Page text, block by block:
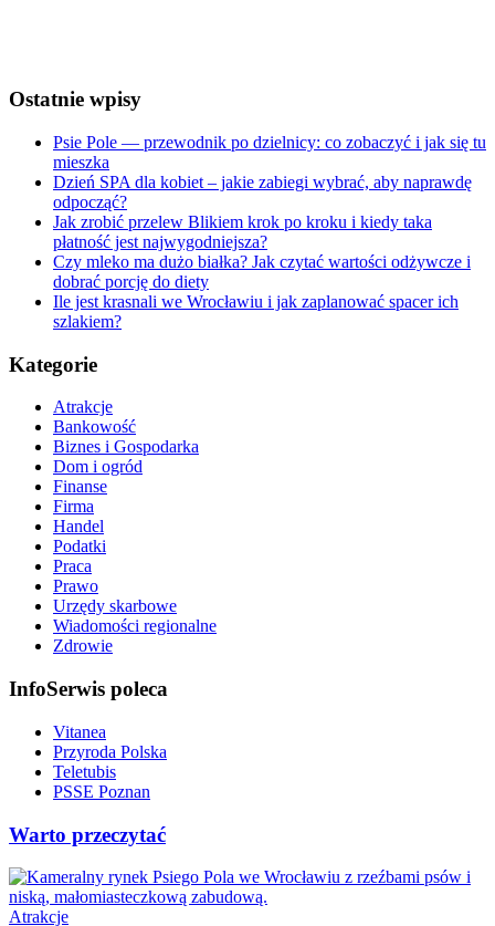
Ostatnie wpisy
Psie Pole — przewodnik po dzielnicy: co zobaczyć i jak się tu
mieszka
Dzień SPA dla kobiet – jakie zabiegi wybrać, aby naprawdę
odpocząć?
Jak zrobić przelew Blikiem krok po kroku i kiedy taka
płatność jest najwygodniejsza?
Czy mleko ma dużo białka? Jak czytać wartości odżywcze i
dobrać porcję do diety
Ile jest krasnali we Wrocławiu i jak zaplanować spacer ich
szlakiem?
Kategorie
Atrakcje
Bankowość
Biznes i Gospodarka
Dom i ogród
Finanse
Firma
Handel
Podatki
Praca
Prawo
Urzędy skarbowe
Wiadomości regionalne
Zdrowie
InfoSerwis poleca
Vitanea
Przyroda Polska
Teletubis
PSSE Poznan
Warto przeczytać
Atrakcje